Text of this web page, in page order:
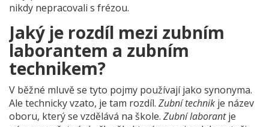
nikdy nepracovali s frézou.
Jaký je rozdíl mezi zubním
laborantem a zubním
technikem?
V běžné mluvě se tyto pojmy používají jako synonyma.
Ale technicky vzato, je tam rozdíl. Zubní technik je název
oboru, který se vzdělává na škole. Zubní laborantje